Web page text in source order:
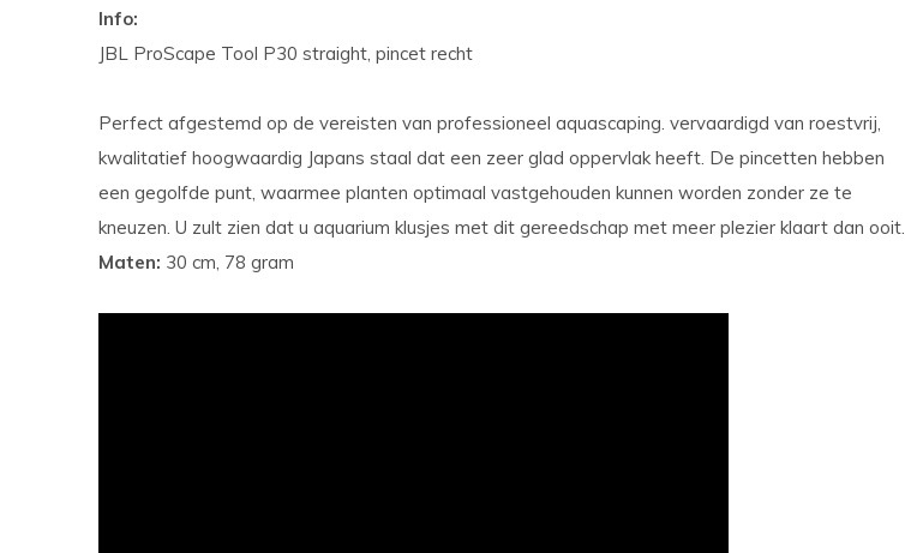
Info:
JBL ProScape Tool P30 straight, pincet recht
Perfect afgestemd op de vereisten van professioneel aquascaping. vervaardigd van roestvrij,
kwalitatief hoogwaardig Japans staal dat een zeer glad oppervlak heeft. De pincetten hebben
een gegolfde punt, waarmee planten optimaal vastgehouden kunnen worden zonder ze te
kneuzen. U zult zien dat u aquarium klusjes met dit gereedschap met meer plezier klaart dan ooit.
Maten: 30 cm, 78 gram